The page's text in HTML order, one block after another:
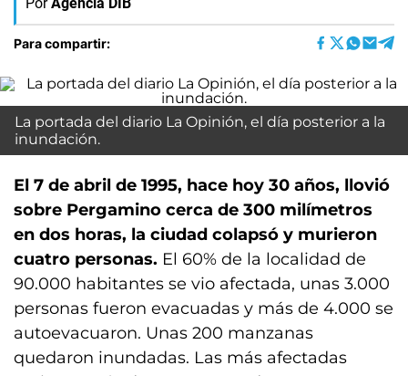
Para compartir:
La portada del diario La Opinión, el día posterior a la
inundación.
El 7 de abril de 1995, hace hoy 30 años, llovió
sobre Pergamino cerca de 300 milímetros
en dos horas, la ciudad colapsó y murieron
cuatro personas. El 60% de la localidad de
90.000 habitantes se vio afectada, unas 3.000
personas fueron evacuadas y más de 4.000 se
autoevacuaron. Unas 200 manzanas
quedaron inundadas. Las más afectadas